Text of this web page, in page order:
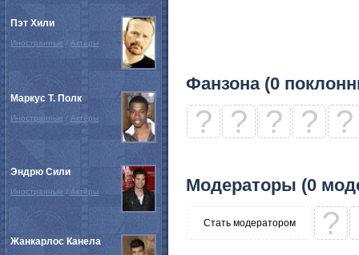
Фанзона (0
? ? ? ? ?
Модераторы (0
Стать модератором ?
Пэт Хили
Иностранные / Актёры
Маркус Т. Полк
Иностранные / Актёры
Эндрю Сили
Иностранные / Актёры
Жанкарлос Канела